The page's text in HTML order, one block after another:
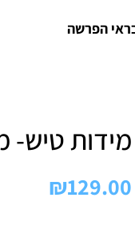
הפרשה
מידות טיש-
₪129.00